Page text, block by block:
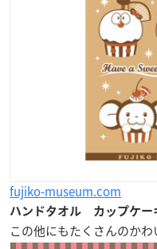
fujiko-museum.com
ハンドタオル カップケー
この他にもたくさんのか